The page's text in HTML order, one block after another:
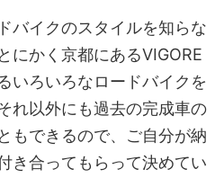
バイクのスタイルを知らな
にかく京都にあるVIGORE
いろいろなロードバイクを
れ以外にも過去の完成車の
もできるので、ご自分が納
き合ってもらって決めてい